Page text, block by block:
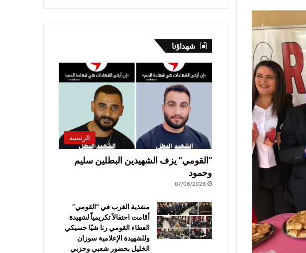
شهداؤنا
الرئيسة
“القومي” يزف الشهيدين البطلين سليم
وحمود
07/06/2026
منفذية الغرب في “القومي”
أقامت احتفالاً تكريمياً لشهيدة
العطاء القومي رنا شيّا حسيكي
وللشهيدة الإعلامية سوزان
الخليل بحضور شعبي وحزبي